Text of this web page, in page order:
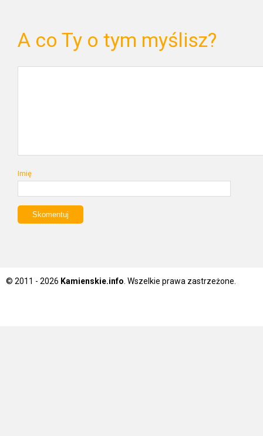
A co Ty o tym myślisz?
Imię
© 2011 - 2026 Kamienskie.info. Wszelkie prawa zastrzeżone.